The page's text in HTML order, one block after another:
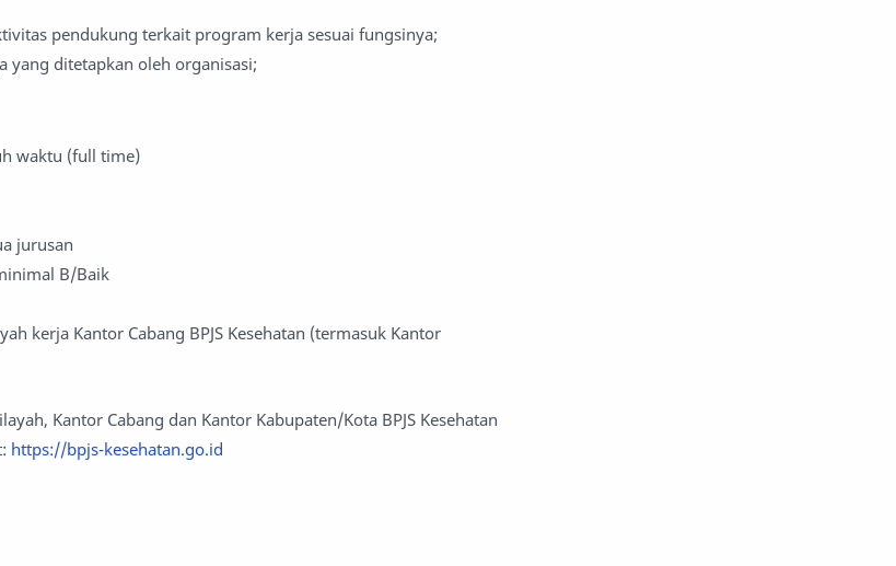
pendukung terkait program kerja sesuai fungsinya;
yang ditetapkan oleh organisasi;
waktu (full time)
jurusan
B/Baik
kerja Kantor Cabang BPJS Kesehatan (termasuk Kantor
Kantor Cabang dan Kantor Kabupaten/Kota BPJS Kesehatan
https://bpjs-kesehatan.go.id